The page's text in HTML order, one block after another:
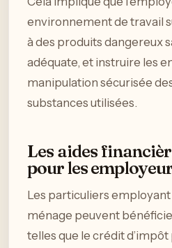
environnement de travail
à des produits dangereux
adéquate, et instruire les
manipulation sécurisée
substances utilisées.
Les aides
pour les
Les particuliers
ménage peuvent
telles que le crédit d’impôt